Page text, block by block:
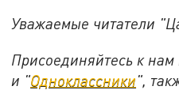
Уважаемые читатели
Присоединяйтесь к нам
и "Одноклассники",